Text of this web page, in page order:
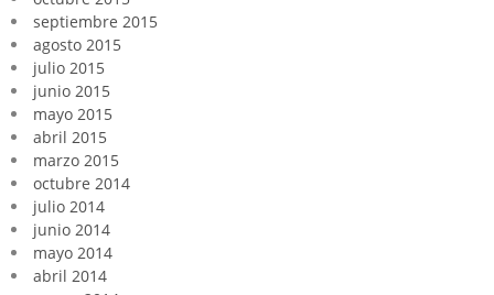
septiembre 2015
agosto 2015
julio 2015
junio 2015
mayo 2015
abril 2015
marzo 2015
octubre 2014
julio 2014
junio 2014
mayo 2014
abril 2014